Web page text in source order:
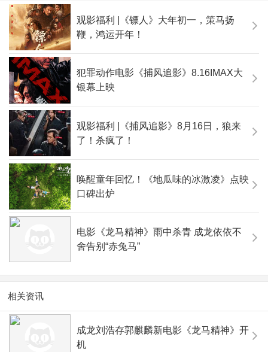
观影福利 |《镖人》大年初一，策马扬
鞭，鸿运开年！
犯罪动作电影《捕风追影》8.16IMAX大
银幕上映
观影福利 |《捕风追影》8月16日，狼来
了！杀疯了！
唤醒童年回忆！《地瓜味的冰激凌》点映
口碑出炉
电影《龙马精神》雨中杀青 成龙依依不
舍告别“赤兔马”
相关资讯
成龙刘浩存郭麒麟新电影《龙马精神》开
机